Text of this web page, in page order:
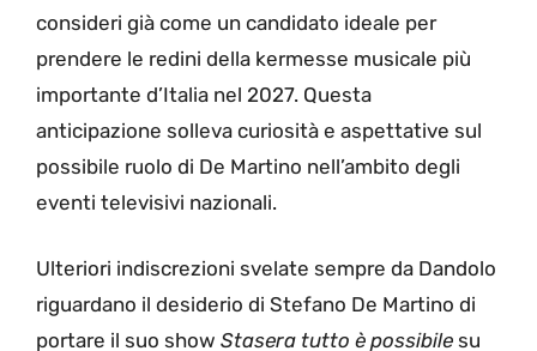
consideri già come un candidato ideale per
prendere le redini della kermesse musicale più
importante d’Italia nel 2027. Questa
anticipazione solleva curiosità e aspettative sul
possibile ruolo di De Martino nell’ambito degli
eventi televisivi nazionali.
Ulteriori indiscrezioni svelate sempre da Dandolo
riguardano il desiderio di Stefano De Martino di
portare il suo show Stasera tutto è possibile su